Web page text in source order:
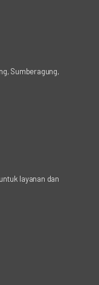
Sumberagung,
layanan dan